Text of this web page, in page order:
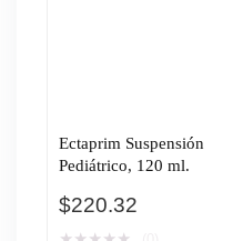
Ectaprim Suspensión
Pediátrico, 120 ml.
$220.32